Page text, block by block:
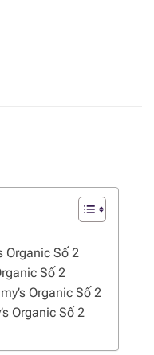
Organic Số 2
Số 2
Organic Số 2
Organic Số 2